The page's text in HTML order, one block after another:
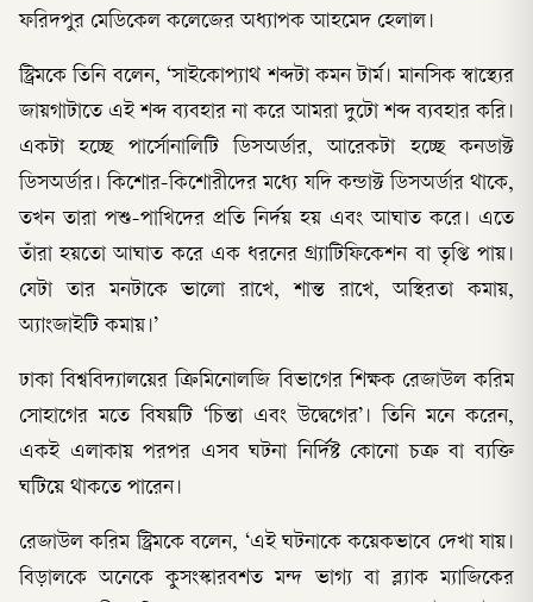
ফরিদপুর মেডিকেল কলেজের অধ্যাপক আহমেদ হেলাল।
স্ট্রিমকে তিনি বলেন, ‘সাইকোপ্যাথ শব্দটা কমন টার্ম। মানসিক স্বাস্থ্যের
জায়গাটাতে এই শব্দ ব্যবহার না করে আমরা দুটো শব্দ ব্যবহার করি।
একটা হচ্ছে পার্সোনালিটি ডিসঅর্ডার, আরেকটা হচ্ছে কনডাক্ট
ডিসঅর্ডার। কিশোর-কিশোরীদের মধ্যে যদি কন্ডাক্ট ডিসঅর্ডার থাকে,
তখন তারা পশু-পাখিদের প্রতি নির্দয় হয় এবং আঘাত করে। এতে
তাঁরা হয়তো আঘাত করে এক ধরনের গ্র্যাটিফিকেশন বা তৃপ্তি পায়।
যেটা তার মনটাকে ভালো রাখে, শান্ত রাখে, অস্থিরতা কমায়,
অ্যাংজাইটি কমায়।’
ঢাকা বিশ্ববিদ্যালয়ের ক্রিমিনোলজি বিভাগের শিক্ষক রেজাউল করিম
সোহাগের মতে বিষয়টি ‘চিন্তা এবং উদ্বেগের’। তিনি মনে করেন,
একই এলাকায় পরপর এসব ঘটনা নির্দিষ্ট কোনো চক্র বা ব্যক্তি
ঘটিয়ে থাকতে পারেন।
রেজাউল করিম স্ট্রিমকে বলেন, ‘এই ঘটনাকে কয়েকভাবে দেখা যায়।
বিড়ালকে অনেকে কুসংস্কারবশত মন্দ ভাগ্য বা ব্ল্যাক ম্যাজিকের